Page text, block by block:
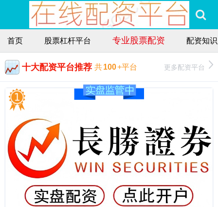
首页 股票杠杆平台 专业股票配资 配资知
十大配资平台推荐 共100+平台 更多配资平台